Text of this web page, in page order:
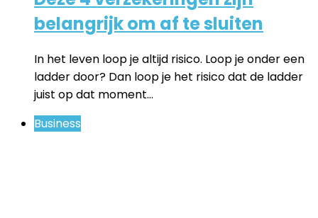
belangrijk om af te sluiten
In het leven loop je altijd risico. Loop je onder een
ladder door? Dan loop je het risico dat de ladder
juist op dat moment…
Business